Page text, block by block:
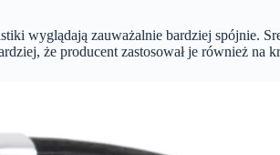
wyglądają zauważalnie bardziej spójnie.
że producent zastosował je również na